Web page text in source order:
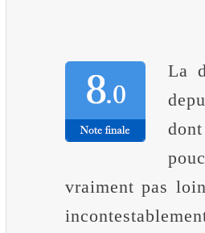
La
vraiment pas